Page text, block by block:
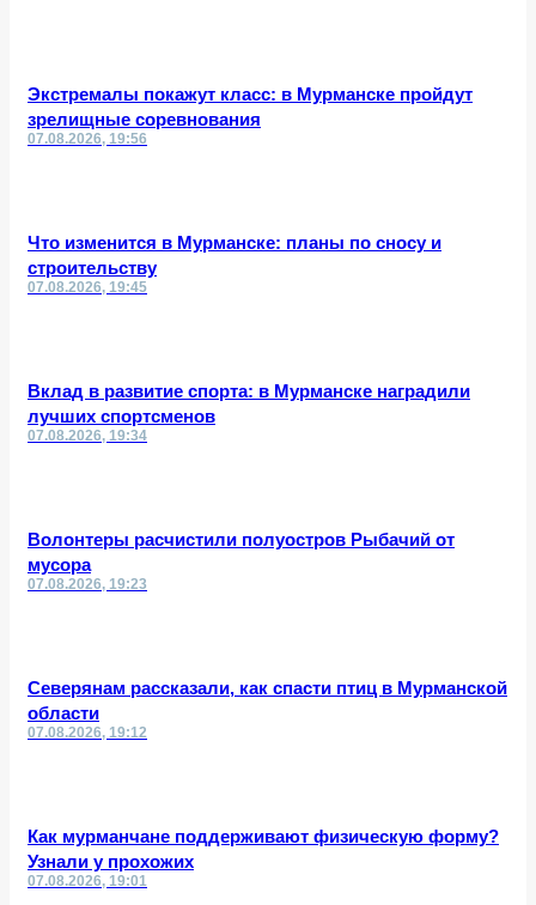
Экстремалы покажут класс: в Мурманске пройдут
зрелищные соревнования
07.08.2026, 19:56
Что изменится в Мурманске: планы по сносу и
строительству
07.08.2026, 19:45
Вклад в развитие спорта: в Мурманске наградили
лучших спортсменов
07.08.2026, 19:34
Волонтеры расчистили полуостров Рыбачий от
мусора
07.08.2026, 19:23
Северянам рассказали, как спасти птиц в Мурманской
области
07.08.2026, 19:12
Как мурманчане поддерживают физическую форму?
Узнали у прохожих
07.08.2026, 19:01